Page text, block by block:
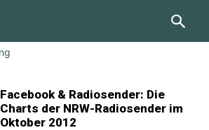
Facebook & Radiosender: Die
Charts der NRW-Radiosender im
Oktober 2012